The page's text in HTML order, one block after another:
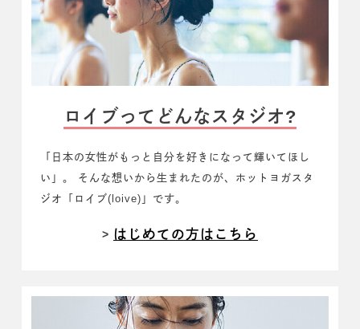
ロイブってどんなスタジオ?
「日本の女性がもっと自分を好きになって輝いてほし
い」。
そんな想いから生まれたのが、 ホットヨガスタ
ジオ「ロイブ(loive)」です。
はじめての方はこちら